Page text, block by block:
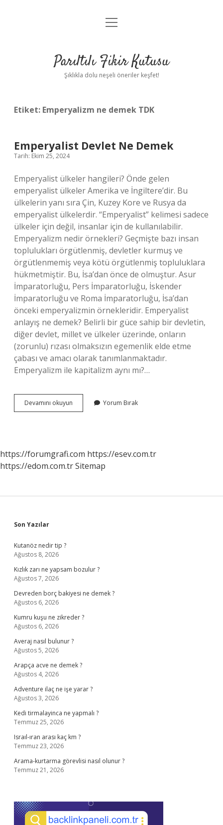
Anasayfa
Yasal Uyarı
menüyü
Parıltılı Fikir Kutusu
Şıklıkla dolu neşeli öneriler keşfet!
Etiket: Emperyalizm ne demek TDK
Emperyalist Devlet Ne Demek
Tarih: Ekim 25, 2024
Emperyalist ülkeler hangileri? Önde gelen
emperyalist ülkeler Amerika ve İngiltere’dir. Bu
ülkelerin yanı sıra Çin, Kuzey Kore ve Rusya da
emperyalist ülkelerdir. “Emperyalist” kelimesi sadece
ülkeler için değil, insanlar için de kullanılabilir.
Emperyalizm nedir örnekleri? Geçmişte bazı insan
toplulukları örgütlenmiş, devletler kurmuş ve
örgütlenmemiş veya kötü örgütlenmiş topluluklara
hükmetmiştir. Bu, İsa’dan önce de olmuştur. Asur
İmparatorluğu, Pers İmparatorluğu, İskender
İmparatorluğu ve Roma İmparatorluğu, İsa’dan
önceki emperyalizmin örnekleridir. Emperyalist
anlayış ne demek? Belirli bir güce sahip bir devletin,
diğer devlet, millet ve ülkeler üzerinde, onların
(zorunlu) rızası olmaksızın egemenlik elde etme
çabası ve amacı olarak tanımlanmaktadır.
Emperyalizm ile kapitalizm aynı mı?…
Devamını okuyun Emperyalist
Devlet
Yorum Bırak
https://forumgrafi.com https://esev.com.tr
https://edom.com.trSitemap
Sidebar
Son Yazılar
Kutanöz nedir tip ?
Ağustos 8, 2026
Kızlık zarı ne yapsam bozulur ?
Ağustos 7, 2026
Devreden borç bakiyesi ne demek ?
Ağustos 6, 2026
Kumru kuşu ne zikreder ?
Ağustos 6, 2026
Averaj nasıl bulunur ?
Ağustos 5, 2026
Arapça acve ne demek ?
Ağustos 4, 2026
Adventure ilaç ne işe yarar ?
Ağustos 3, 2026
Kedi tirmalayinca ne yapmalı ?
Temmuz 25, 2026
Israıl-ıran arası kaç km ?
Temmuz 23, 2026
Arama-kurtarma görevlisi nasıl olunur ?
Temmuz 21, 2026